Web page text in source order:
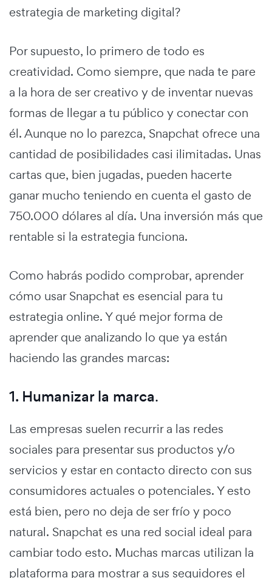
estrategia de marketing digital?
Por supuesto, lo primero de todo es
creatividad. Como siempre, que nada te pare
a la hora de ser creativo y de inventar nuevas
formas de llegar a tu público y conectar con
él. Aunque no lo parezca, Snapchat ofrece una
cantidad de posibilidades casi ilimitadas. Unas
cartas que, bien jugadas, pueden hacerte
ganar mucho teniendo en cuenta el gasto de
750.000 dólares al día. Una inversión más que
rentable si la estrategia funciona.
Como habrás podido comprobar, aprender
cómo usar Snapchat es esencial para tu
estrategia online. Y qué mejor forma de
aprender que analizando lo que ya están
haciendo las grandes marcas:
1. Humanizar la marca.
Las empresas suelen recurrir a las redes
sociales para presentar sus productos y/o
servicios y estar en contacto directo con sus
consumidores actuales o potenciales. Y esto
está bien, pero no deja de ser frío y poco
natural. Snapchat es una red social ideal para
cambiar todo esto. Muchas marcas utilizan la
plataforma para mostrar a sus seguidores el